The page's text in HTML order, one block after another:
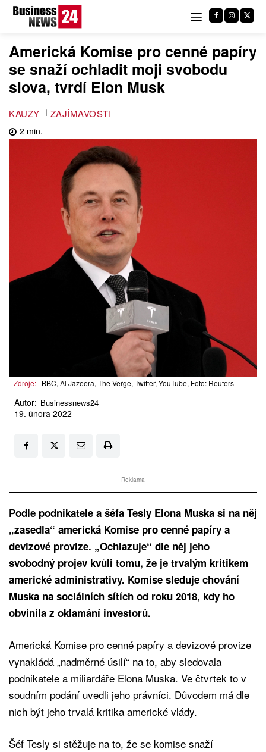
Americká Komise pro cenné papíry
se snaží ochladit moji svobodu
slova, tvrdí Elon Musk
KAUZY ZAJÍMAVOSTI
2 min.
Zdroje: BBC, Al Jazeera, The Verge, Twitter, YouTube, Foto: Reuters
Autor: Businessnews24
19. února 2022
Reklama
Podle podnikatele a šéfa Tesly Elona Muska si na něj
„zasedla“ americká Komise pro cenné papíry a
devizové provize. „Ochlazuje“ dle něj jeho
svobodný projev kvůli tomu, že je trvalým kritikem
americké administrativy. Komise sleduje chování
Muska na sociálních sítích od roku 2018, kdy ho
obvinila z oklamání investorů.
Americká Komise pro cenné papíry a devizové provize
vynakládá „nadměrné úsilí“ na to, aby sledovala
podnikatele a miliardáře Elona Muska. Ve čtvrtek to v
soudním podání uvedli jeho právníci. Důvodem má dle
nich být jeho trvalá kritika americké vlády.
Šéf Tesly si stěžuje na to, že se komise snaží